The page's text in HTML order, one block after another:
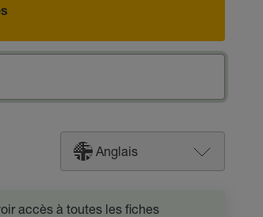
Anglais
accès à toutes les fiches